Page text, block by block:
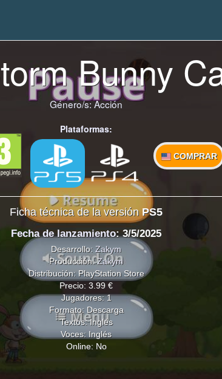
Bunny
Género/s:Acción
Plataformas:
COMPRAR
Ficha técnica de la versión PS5
Fecha de lanzamiento: 3/5/2025
Desarrollo: Zakym
Producción:Zakym
Distribución: PlayStation Store
Precio: 3.99 €
Jugadores: 1
Formato: Descarga
Textos: Inglés
Voces: Inglés
Online: No